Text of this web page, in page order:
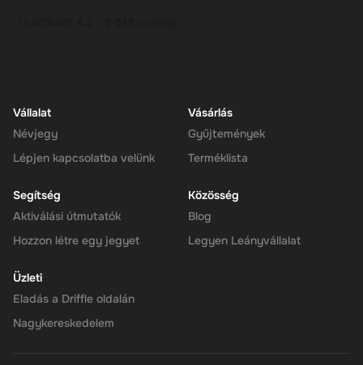
Vállalat
Névjegy
Lépjen kapcsolatba velünk
Vásárlás
Gyűjtemények
Terméklista
Segítség
Aktiválási útmutatók
Hozzon létre egy jegyet
Közösség
Blog
Legyen Leányvállalat
Üzleti
Eladás a Driffle oldalán
Nagykereskedelem